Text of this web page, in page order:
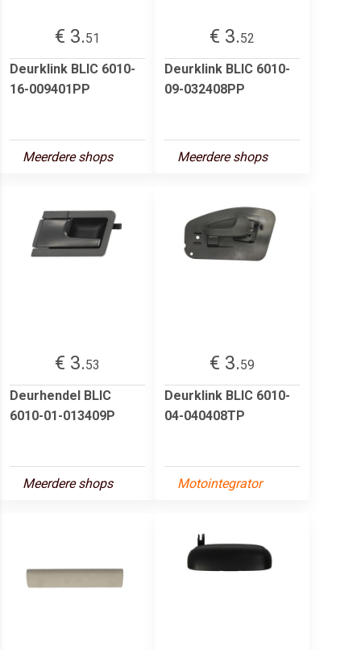
€ 3.51
Deurklink BLIC 6010-
16-009401PP
Meerdere shops
€ 3.52
Deurklink BLIC 6010-
09-032408PP
Meerdere shops
€ 3.53
Deurhendel BLIC
6010-01-013409P
Meerdere shops
€ 3.59
Deurklink BLIC 6010-
04-040408TP
Motointegrator